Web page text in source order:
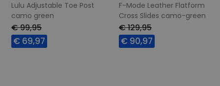
Lulu Adjustable Toe Post
camo green
€ 99,95
€ 69,97
F-Mode Leather Flatform
Cross Slides camo-green
€ 129,95
€ 90,97